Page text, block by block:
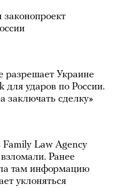
Украине
для ударов по России.
заключать сделку»
Law Agency
Ранее
там информацию
уклоняться